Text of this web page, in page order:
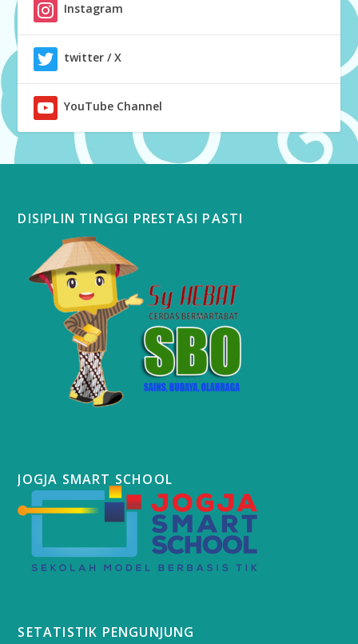
Instagram
twitter / X
YouTube Channel
DISIPLIN TINGGI PRESTASI PASTI
JOGJA SMART SCHOOL
SETATISTIK PENGUNJUNG